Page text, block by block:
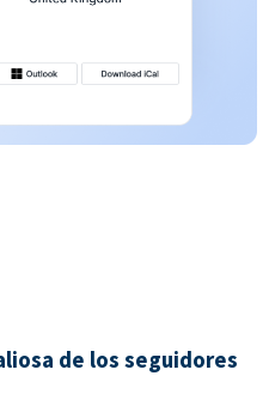
de los seguidores